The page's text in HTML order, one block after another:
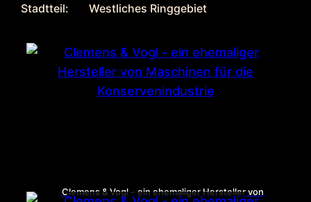
Stadtteil: Westliches Ringgebiet
Clemens & Vogl – ein ehemaliger Hersteller von